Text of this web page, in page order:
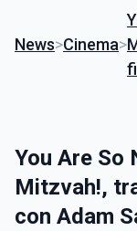
News>Cinema>
You Are So
Mitzvah!,
con Adam